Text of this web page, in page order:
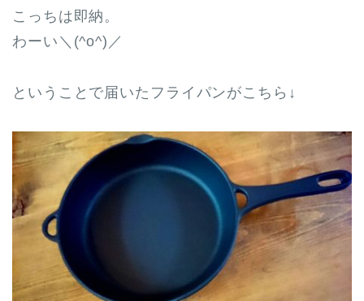
こっちは即納。
わーい＼(^o^)／
ということで届いたフライパンがこちら↓